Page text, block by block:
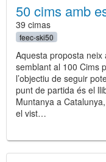
50 cims amb
39 cimas
feec-ski50
Aquesta proposta
semblant al 100 Cims
l’objectiu de seguir
punt de partida és el
Muntanya a
el vist…